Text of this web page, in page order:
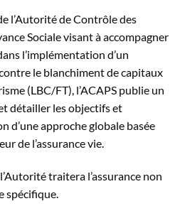
l’Autorité de Contrôle des
Sociale visant à accompagner
l’implémentation d’un
le blanchiment de capitaux
(LBC/FT), l’ACAPS publie un
détailler les objectifs et
d’une approche globale basée
de l’assurance vie.
traitera l’assurance non
spécifique.